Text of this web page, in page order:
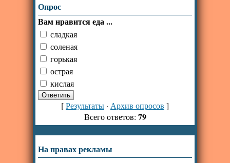
Опрос
Вам нравится еда ...
сладкая
соленая
горькая
острая
кислая
[Результаты · Архив опросов ]
Всего ответов: 79
На правах рекламы